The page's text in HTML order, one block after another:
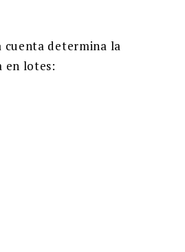
cuenta determina la
en lotes: